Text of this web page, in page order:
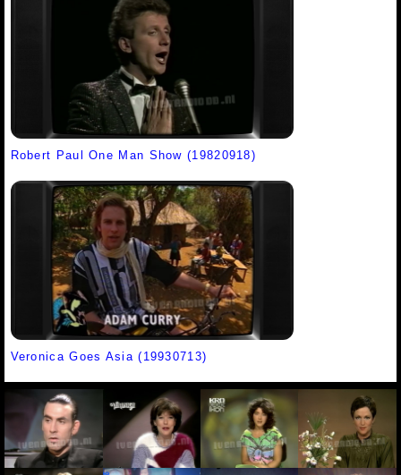
Robert Paul One Man Show (19820918)
Veronica Goes Asia (19930713)